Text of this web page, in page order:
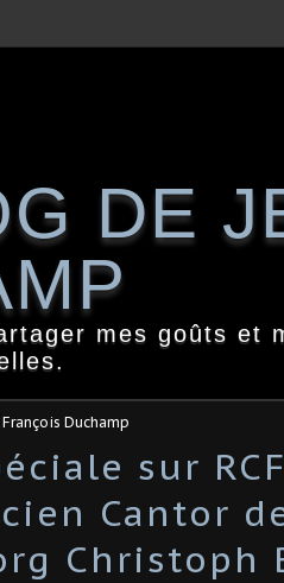
DE
mes goûts et
Duchamp
sur
Cantor
Christoph